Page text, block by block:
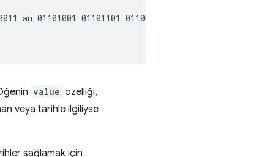
an 01101001 01101101 01100001 01100111
value özelliği,
veya tarihle ilgiliyse
sağlamak için